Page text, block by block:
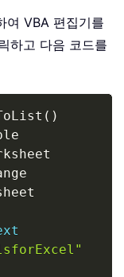
여 VBA 편집기를
하고 다음 코드를
( )Copy